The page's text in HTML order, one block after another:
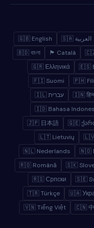
🇬🇧 English 🇸🇦 العربية
🇧🇩 বাংলা
🏴 Català
🇬🇷 Ελληνικά
🇪🇸
🇫🇮 Suomi
🇵🇭
🇮🇱 עברית
🇮🇳
🇮🇩 Bahasa
🇯🇵 日本語
🇬🇪
🇱🇹 Lietuvių
🇱🇻
🇳🇱 Nederlands
🇳🇴
🇷🇴 Română
🇸🇰
🇷🇸 Српски
🇸🇪
🇹🇷 Türkçe
🇺🇦
🇻🇳 Tiếng Việt
🇨🇳 中